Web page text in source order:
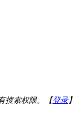
搜索权限。【登录】